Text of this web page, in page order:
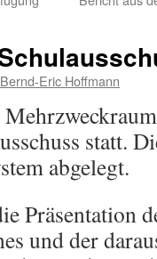
Bernd-Eric Hoffmann
statt.
abgelegt.
Präsentation
und der